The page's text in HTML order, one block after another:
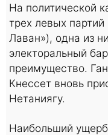
На политической
трех левых
Лаван»), одна из
электоральный
преимущество.
Кнессет вновь
Нетаниягу.
Наибольший